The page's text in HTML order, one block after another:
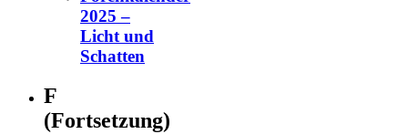
2025 –
Licht und
Schatten
F
(Fortsetzung)